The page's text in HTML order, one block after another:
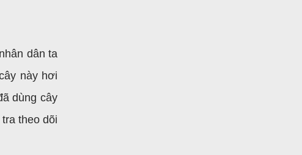
dân ta
này hơi
dùng cây
theo dõi